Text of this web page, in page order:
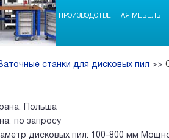
ПРОИЗВОДСТВЕННАЯ МЕБЕЛЬ
станки для дисковых пил >>
Польша
по запросу
дисковых пил: 100-800 мм